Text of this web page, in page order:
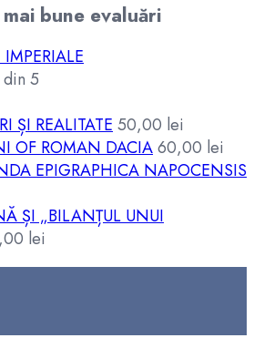
bune evaluări
din 5
ȘI REALITATE 50,00 lei
OF ROMAN DACIA60,00 lei
EPIGRAPHICA NAPOCENSIS
ȘI „BILANȚUL UNUI
lei